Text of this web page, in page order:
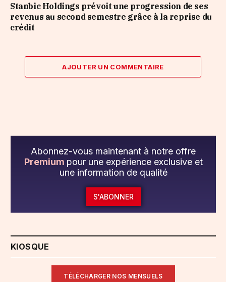
Stanbic Holdings prévoit une progression de ses
revenus au second semestre grâce à la reprise du
crédit
AJOUTER UN COMMENTAIRE
Abonnez-vous maintenant à notre offre
Premium pour une expérience exclusive et
une information de qualité
S'ABONNER
KIOSQUE
TÉLÉCHARGER NOS MENSUELS